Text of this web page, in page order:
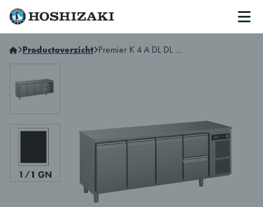
Hoshizaki Netherlands
Productoverzicht Premier K 4 A DL DL DL 2D L E Gekoelde werkbank met 4 secties